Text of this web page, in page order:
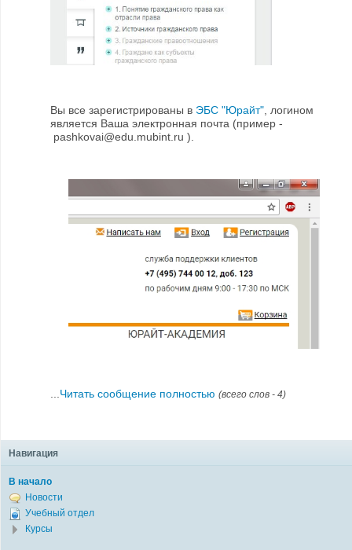
Вы все зарегистрированы в ЭБС "Юрайт" , логином
является Ваша электронная почта (пример -
pashkovai@edu.mubint.ru ).
Читать сообщение полностью (всего слов - 4)
Навигация
В начало
Новости
Учебный отдел
Курсы